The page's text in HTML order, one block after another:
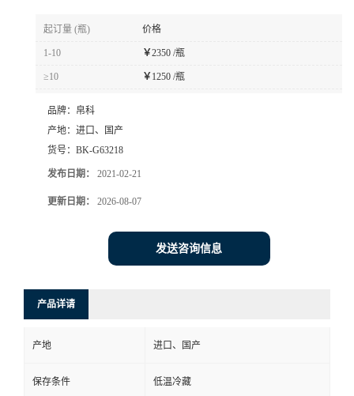
起订量 (瓶) 价格
1-10 ￥2350 /瓶
≥10 ￥ 1250 /瓶
品牌： 帛科
产地： 进口、国产
货号： BK-G63218
发布日期： 2021-02-21
更新日期： 2026-08-07
发送咨询信息
产品详请
产地 进口、国产
保存条件 低温冷藏